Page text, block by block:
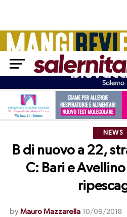
NEWS
B di nuovo a 22,
C: Bari e
by Mauro Mazzarella 10/09/2018